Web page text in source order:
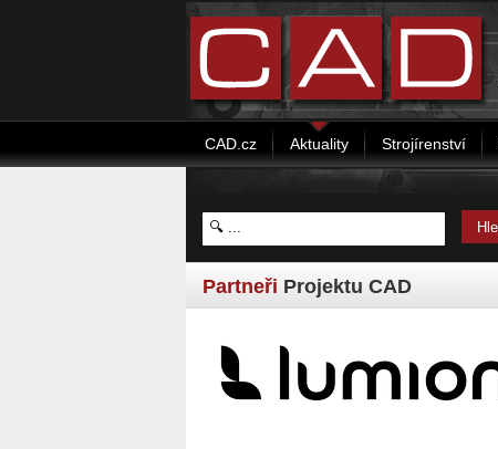
CAD.cz Aktuality Strojírenství
Partneři Projektu CAD